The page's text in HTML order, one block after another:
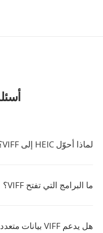
لماذا أحوّل HEIC إلى VIFF؟
ما البرامج التي تفتح VIFF؟
هل يدعم VIFF بيانات متعددة النطاقات؟